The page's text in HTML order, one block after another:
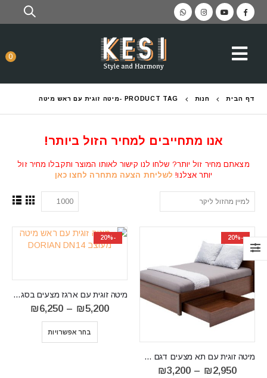
0
דף הבית חנות PRODUCT TAG - מיטה זוגית עם ראש מיטה
אנו מתחייבים למחיר הזול ביותר!
מצאתם מחיר זול יותר? שלחו לנו קישור לאותו המוצר ותקבלו מחיר זול
יותר אצלנו! לשליחת הצעה מתחרה לחצו כאן
-20%
מיטה זוגית עם תא מצעים דגם Paris
₪2,950
–
₪3,200
-20%
מיטה זוגית עם ארגז מצעים בסגנון כפרי דגם DORIAN DN14
₪5,200
–
₪6,250
בחר אפשרויות